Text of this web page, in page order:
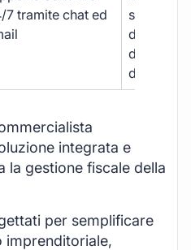
7 tramite chat ed
supporto
durante
d’ufficio.
integrata e
la gestione fiscale della
per semplificare
imprenditoriale,